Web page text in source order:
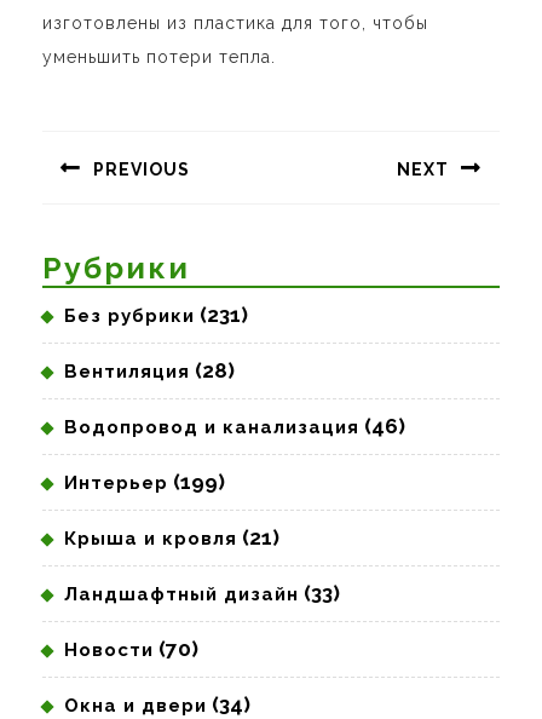
изготовлены из пластика для того, чтобы
уменьшить потери тепла.
записям
PREVIOUS NEXT
Рубрики
Без рубрики (231)
Вентиляция (28)
Водопровод и канализация (46)
Интерьер (199)
Крыша и кровля (21)
Ландшафтный дизайн (33)
Новости (70)
Окна и двери (34)